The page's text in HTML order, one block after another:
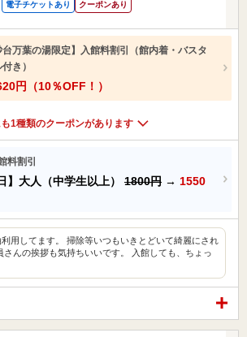
電子チケットあり クーポンあり
台万葉の湯限定】入館料割引（館内着・バスタ
き）
円（10％OFF！）
1種類のクーポンがあります
料割引
】大人（中学生以上） 1800円 → 1550
利用してます。 掃除等いつもいきとどいて綺麗にされ
さんの挨拶も気持ちいいです。 入館しても、ちょっ